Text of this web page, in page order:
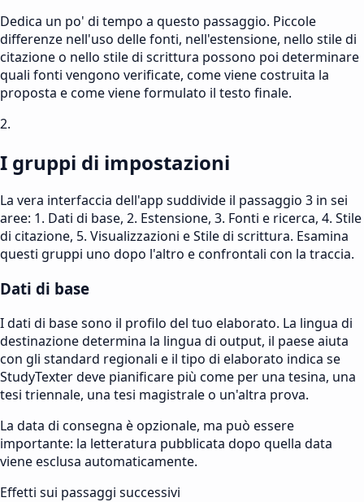
Dedica un po' di tempo a questo passaggio. Piccole
differenze nell'uso delle fonti, nell'estensione, nello stile di
citazione o nello stile di scrittura possono poi determinare
quali fonti vengono verificate, come viene costruita la
proposta e come viene formulato il testo finale.
2.
I gruppi di impostazioni
La vera interfaccia dell'app suddivide il passaggio 3 in sei
aree: 1. Dati di base, 2. Estensione, 3. Fonti e ricerca, 4. Stile
di citazione, 5. Visualizzazioni e Stile di scrittura. Esamina
questi gruppi uno dopo l'altro e confrontali con la traccia.
Dati di base
I dati di base sono il profilo del tuo elaborato. La lingua di
destinazione determina la lingua di output, il paese aiuta
con gli standard regionali e il tipo di elaborato indica se
StudyTexter deve pianificare più come per una tesina, una
tesi triennale, una tesi magistrale o un'altra prova.
La data di consegna è opzionale, ma può essere
importante: la letteratura pubblicata dopo quella data
viene esclusa automaticamente.
Effetti sui passaggi successivi